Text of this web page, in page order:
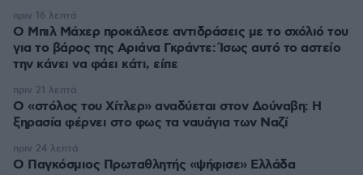
Ο Μπιλ Μάχερ προκάλεσε αντιδράσεις με το σχόλιό του
για το βάρος της Αριάνα Γκράντε: Ίσως αυτό το αστείο
την κάνει να φάει κάτι, είπε
πριν 16 λεπτά
Ο «στόλος του Χίτλερ» αναδύεται στον Δούναβη: Η
ξηρασία φέρνει στο φως τα ναυάγια των Ναζί
πριν 21 λεπτά
Ο Παγκόσμιος Πρωταθλητής «ψήφισε» Ελλάδα
πριν 24 λεπτά